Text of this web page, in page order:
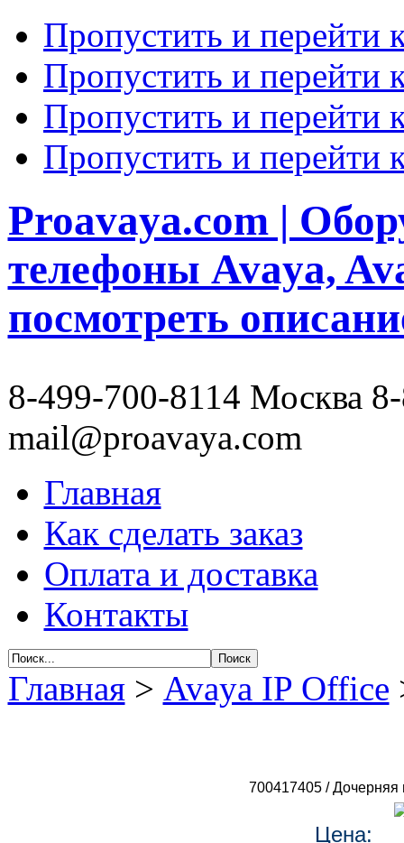
Пропустить и перейти
Пропустить и перейти
Пропустить и перейти
Пропустить и перейти
Proavaya.com |
телефоны Avaya,
посмотреть
8-499-700-8114 Москва
mail@proavaya.com
Главная
Как сделать заказ
Оплата и доставка
Контакты
Главная> Avaya IP Office
700417405 /Дочерняя
Цена: